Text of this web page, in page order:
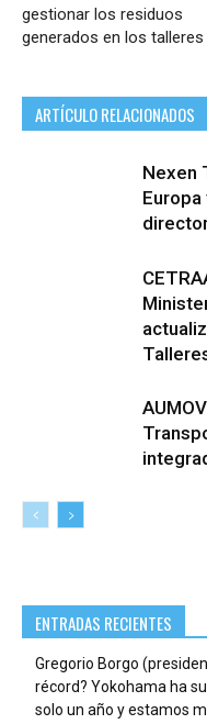
gestionar los residuos
generados en los talleres
ARTÍCULO RELACIONADOS
Nexen
Europa
ENTRADAS RECIENTES
Gregorio Borgo
récord? Yokohama ha
solo un año y estamos